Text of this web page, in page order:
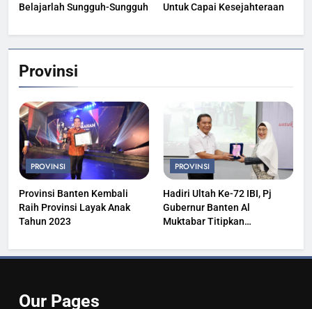
Belajarlah Sungguh-Sungguh
Untuk Capai Kesejahteraan
Provinsi
PROVINSI
Provinsi Banten Kembali
Raih Provinsi Layak Anak
Tahun 2023
PROVINSI
Hadiri Ultah Ke-72 IBI, Pj
Gubernur Banten Al
Muktabar Titipkan
Our Pages